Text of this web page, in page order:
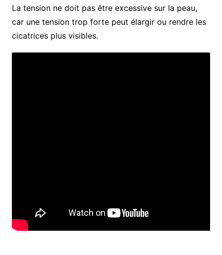
La tension ne doit pas être excessive sur la peau,
car une tension trop forte peut élargir ou rendre les
cicatrices plus visibles.